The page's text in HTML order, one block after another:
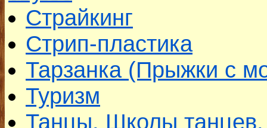
Страйкинг
Стрип-пластика
Тарзанка (Прыжки с
Туризм
Танцы. Школы